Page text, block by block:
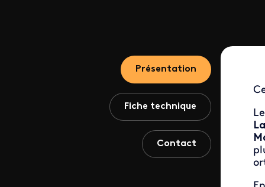
Présentation
Fiche technique
Contact